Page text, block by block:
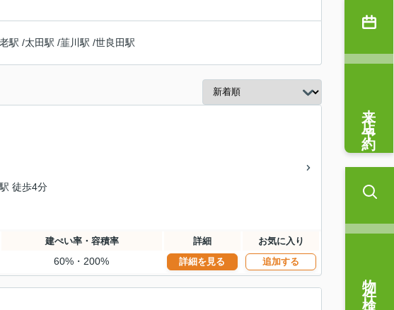
駅 /太田駅 /韮川駅 /世良田駅
駅 徒歩4分
建ぺい率・容積率 詳細 お気に入り
60%・200% 詳細を見る 追加する
来店予約
物件検索